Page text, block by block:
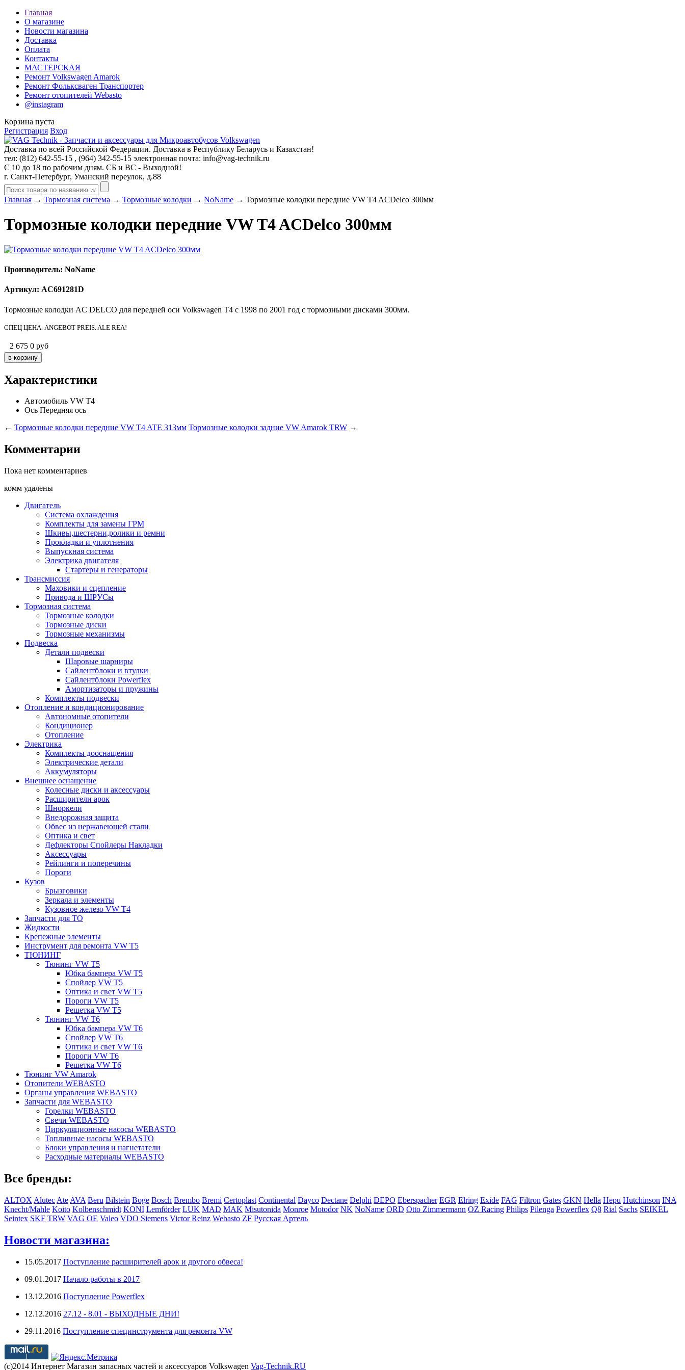
Главная
О магазине
Новости магазина
Доставка
Оплата
Контакты
МАСТЕРСКАЯ
Ремонт Volkswagen Amarok
Ремонт Фольксваген Транспортер
Ремонт отопителей Webasto
@instagram
Корзина пуста
Регистрация Вход
Доставка по всей Российской Федерации. Доставка в Республику Беларусь и Казахстан!
тел: (812) 642-55-15 , (964) 342-55-15 электронная почта: info@vag-technik.ru
С 10 до 18 по рабочим дням. СБ и ВС - Выходной!
г. Санкт-Петербург, Уманский переулок, д.88
Главная → Тормозная система → Тормозные колодки → NoName → Тормозные колодки передние VW T4 ACDelco 300мм
Тормозные колодки передние VW T4 ACDelco 300мм
Производитель: NoName
Артикул: AC691281D
Тормозные колодки AC DELCO для передней оси Volkswagen T4 с 1998 по 2001 год с тормозными дисками 300мм.
СПЕЦ ЦЕНА. ANGEBOT PREIS. ALE REA!
2 675 0 руб
Характеристики
Автомобиль VW T4
Ось Передняя ось
← Тормозные колодки передние VW T4 ATE 313мм Тормозные колодки задние VW Amarok TRW →
Комментарии
Пока нет комментариев
комм удалены
Двигатель
Система охлаждения
Комплекты для замены ГРМ
Шкивы,шестерни,ролики и ремни
Прокладки и уплотнения
Выпускная система
Электрика двигателя
Стартеры и генераторы
Трансмиссия
Маховики и сцепление
Привода и ШРУСы
Тормозная система
Тормозные колодки
Тормозные диски
Тормозные механизмы
Подвеска
Детали подвески
Шаровые шарниры
Сайлентблоки и втулки
Сайлентблоки Powerflex
Амортизаторы и пружины
Комплекты подвески
Отопление и кондиционирование
Автономные отопители
Кондиционер
Отопление
Электрика
Комплекты дооснащения
Электрические детали
Аккумуляторы
Внешнее оснащение
Колесные диски и аксессуары
Расширители арок
Шноркели
Внедорожная защита
Обвес из нержавеющей стали
Оптика и свет
Дефлекторы Спойлеры Накладки
Аксессуары
Рейлинги и поперечины
Пороги
Кузов
Брызговики
Зеркала и элементы
Кузовное железо VW T4
Запчасти для ТО
Жидкости
Крепежные элементы
Инструмент для ремонта VW T5
ТЮНИНГ
Тюнинг VW T5
Юбка бампера VW T5
Спойлер VW T5
Оптика и свет VW T5
Пороги VW T5
Решетка VW T5
Тюнинг VW T6
Юбка бампера VW T6
Спойлер VW T6
Оптика и свет VW T6
Пороги VW T6
Решетка VW T6
Тюнинг VW Amarok
Отопители WEBASTO
Органы управления WEBASTO
Запчасти для WEBASTO
Горелки WEBASTO
Свечи WEBASTO
Циркуляционные насосы WEBASTO
Топливные насосы WEBASTO
Блоки управления и нагнетатели
Расходные материалы WEBASTO
Все бренды:
ALTOX Alutec Ate AVA Beru Bilstein Boge Bosch Brembo Bremi Certoplast Continental Dayco Dectane Delphi DEPO Eberspacher EGR Elring Exide FAG Filtron Gates GKN Hella Hepu Hutchinson INA
Knecht/Mahle Koito Kolbenschmidt KONI Lemförder LUK MAD MAK Misutonida Monroe Motodor NK NoName ORD Otto Zimmermann OZ Racing Philips Pilenga Powerflex Q8 Rial Sachs SEIKEL
Seintex SKF TRW VAG OE Valeo VDO Siemens Victor Reinz Webasto ZF Русская Артель
Новости магазина:
15.05.2017 Поступление расширителей арок и другого обвеса!
09.01.2017 Начало работы в 2017
13.12.2016 Поступление Powerflex
12.12.2016 27.12 - 8.01 - ВЫХОДНЫЕ ДНИ!
29.11.2016 Поступление специнструмента для ремонта VW
(с)2014 Интернет Магазин запасных частей и аксессуаров Volkswagen Vag-Technik.RU